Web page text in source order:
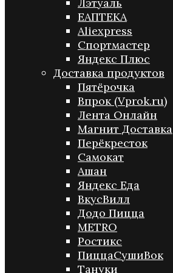
ЕАПТЕКА
Aliexpress
Спортмастер
Яндекс Плюс
Доставка продуктов
Пятёрочка
Впрок (Vprok.ru)
Лента Онлайн
Магнит Доставка
Перёкресток
Самокат
Ашан
Яндекс Еда
ВкусВилл
Додо Пицца
METRO
Ростикс
ПиццаСушиВок
Тануки